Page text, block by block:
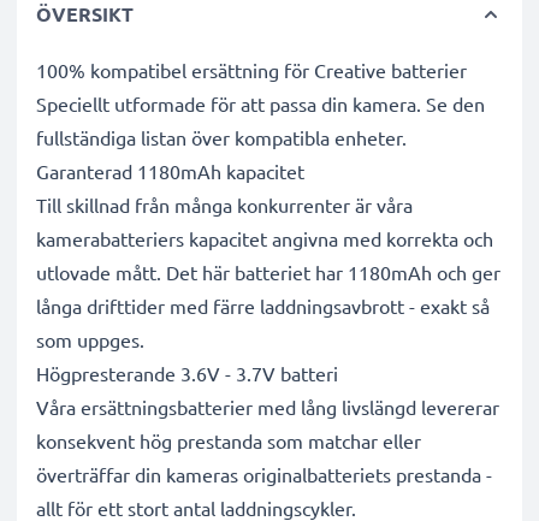
ÖVERSIKT
100% kompatibel ersättning för Creative batterier
Speciellt utformade för att passa din kamera. Se den
fullständiga listan över kompatibla enheter.
Garanterad 1180mAh kapacitet
Till skillnad från många konkurrenter är våra
kamerabatteriers kapacitet angivna med korrekta och
utlovade mått. Det här batteriet har 1180mAh och ger
långa drifttider med färre laddningsavbrott - exakt så
som uppges.
Högpresterande 3.6V - 3.7V batteri
Våra ersättningsbatterier med lång livslängd levererar
konsekvent hög prestanda som matchar eller
överträffar din kameras originalbatteriets prestanda -
allt för ett stort antal laddningscykler.